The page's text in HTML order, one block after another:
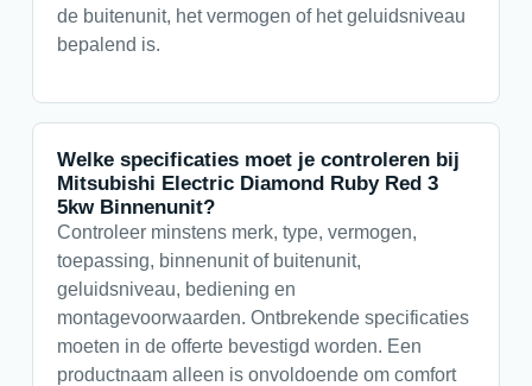
de buitenunit, het vermogen of het geluidsniveau
bepalend is.
Welke specificaties moet je controleren bij
Mitsubishi Electric Diamond Ruby Red 3
5kw Binnenunit?
Controleer minstens merk, type, vermogen,
toepassing, binnenunit of buitenunit,
geluidsniveau, bediening en
montagevoorwaarden. Ontbrekende specificaties
moeten in de offerte bevestigd worden. Een
productnaam alleen is onvoldoende om comfort